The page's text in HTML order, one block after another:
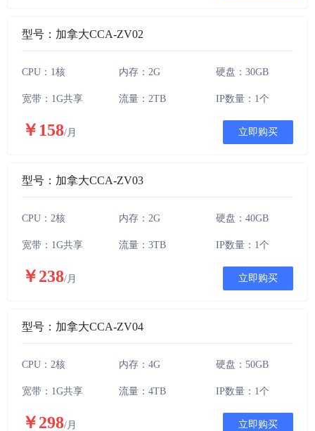
型号：加拿大CCA-ZV02
CPU：1核 内存：2G 硬盘：30GB
宽带：1G共享 流量：2TB IP数量：1个
￥158/月 立即购买
型号：加拿大CCA-ZV03
CPU：2核 内存：2G 硬盘：40GB
宽带：1G共享 流量：3TB IP数量：1个
￥238/月 立即购买
型号：加拿大CCA-ZV04
CPU：2核 内存：4G 硬盘：50GB
宽带：1G共享 流量：4TB IP数量：1个
￥298/月 立即购买